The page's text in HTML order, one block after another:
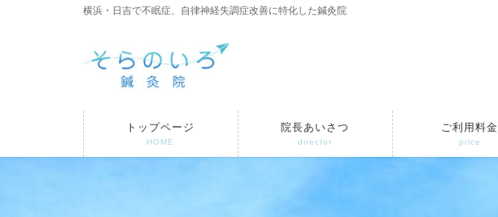
横浜・日吉で不眠症、自律神経失調症改善に特化した鍼灸院
トップページ
HOME
院長あいさつ
director
ご利用料金
price